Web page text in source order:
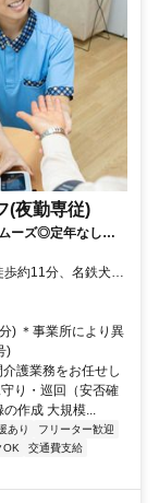
(夜勤専従)
ーズ◎定年なしで
収入を得たい」 そ
くしっかり稼ぎま
約11分、名鉄犬山
線 栄生徒歩約11分
) ＊事業所により異
)
護業務をお任せし
り・巡回（安否確
作成 大規模...
あり
フリーター歓迎
OK
交通費支給